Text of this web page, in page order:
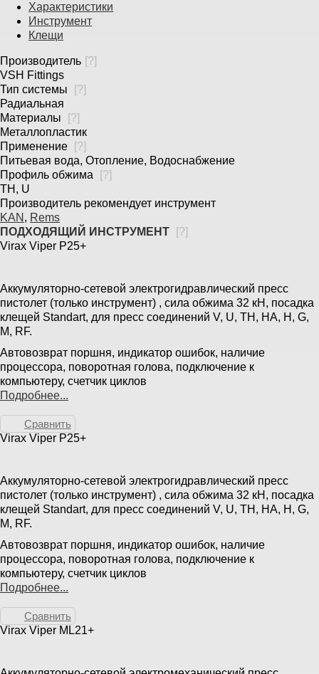
Характеристики
Инструмент
Клещи
Производитель [?]
VSH Fittings
Тип системы
[?]
Радиальная
Материалы
[?]
Металлопластик
Применение
[?]
Питьевая вода, Отопление, Водоснабжение
Профиль обжима
[?]
TH, U
Производитель рекомендует инструмент
KAN , Rems
ПОДХОДЯЩИЙ ИНСТРУМЕНТ
[?]
Virax Viper P25+
Аккумуляторно-сетевой электрогидравлический пресс
пистолет (только инструмент) , сила обжима 32 кН, посадка
клещей Standart, для пресс соединений V, U, TH, HA, H, G,
M, RF.
Автовозврат поршня, индикатор ошибок, наличие
процессора, поворотная голова, подключение к
компьютеру, счетчик циклов
Подробнее...
Сравнить
Virax Viper P25+
Аккумуляторно-сетевой электрогидравлический пресс
пистолет (только инструмент) , сила обжима 32 кН, посадка
клещей Standart, для пресс соединений V, U, TH, HA, H, G,
M, RF.
Автовозврат поршня, индикатор ошибок, наличие
процессора, поворотная голова, подключение к
компьютеру, счетчик циклов
Подробнее...
Сравнить
Virax Viper ML21+